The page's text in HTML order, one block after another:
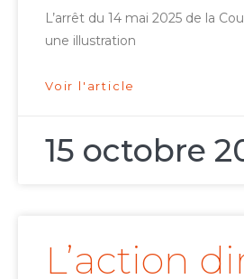
L’arrêt du 14 mai 2025 de la
une illustration
Voir l'article
15 octobre
L’action